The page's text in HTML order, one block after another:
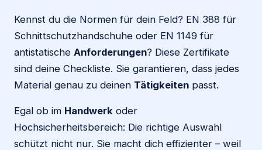
Kennst du die Normen für dein Feld? EN 388 für
Schnittschutzhandschuhe oder EN 1149 für
antistatische Anforderungen? Diese Zertifikate
sind deine Checkliste. Sie garantieren, dass jedes
Material genau zu deinen Tätigkeiten passt.
Egal ob im Handwerk oder
Hochsicherheitsbereich: Die richtige Auswahl
schützt nicht nur. Sie macht dich effizienter – weil